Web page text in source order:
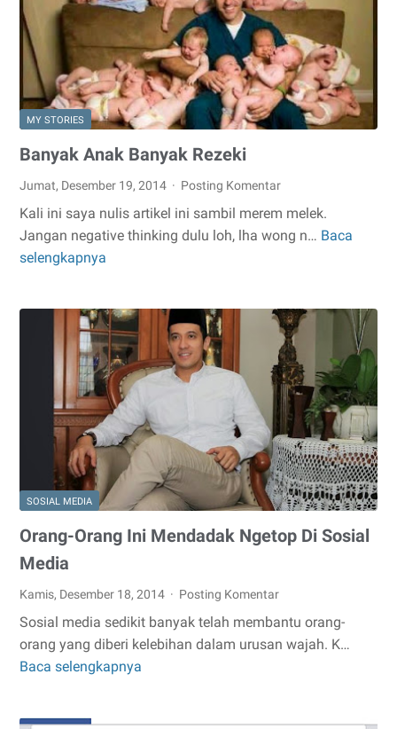
MY STORIES
Banyak Anak Banyak Rezeki
Jumat, Desember 19, 2014 Posting Komentar
Kali ini saya nulis artikel ini sambil merem melek.
Jangan negative thinking dulu loh, lha wong n… Baca
selengkapnya
Banyak
Rezeki
SOSIAL MEDIA
Orang-Orang Ini Mendadak Ngetop Di Sosial
Media
Kamis, Desember 18, 2014 Posting Komentar
Sosial media sedikit banyak telah membantu orang-
orang yang diberi kelebihan dalam urusan wajah. K…
Baca selengkapnya